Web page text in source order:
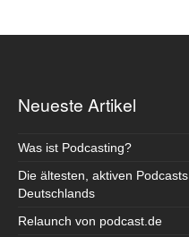
Neueste Artikel
Was ist Podcasting?
Die ältesten, aktiven Podcasts
Deutschlands
Relaunch von podcast.de